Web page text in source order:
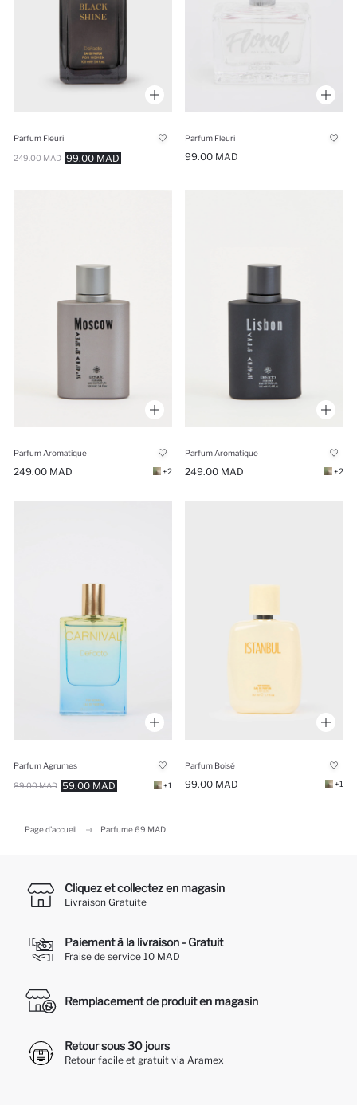
Parfum Fleuri
99.00 MAD
249.00 MAD
Parfum Fleuri
99.00 MAD
Parfum Aromatique
249.00 MAD +2
Parfum Aromatique
249.00 MAD +2
Parfum Agrumes
59.00 MAD
89.00 MAD +1
Parfum Boisé
99.00 MAD +1
Page d'accueil Parfume 69 MAD
Cliquez et collectez en magasin
Livraison Gratuite
Paiement à la livraison - Gratuit
Fraise de service 10 MAD
Remplacement de produit en magasin
Retour sous 30 jours
Retour facile et gratuit via Aramex